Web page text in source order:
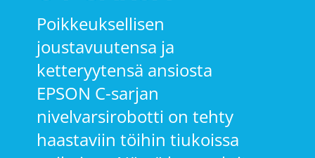
Poikkeuksellisen
joustavuutensa ja
ketteryytensä ansiosta
EPSON C-sarjan
nivelvarsirobotti on tehty
haastaviin töihin tiukoissa